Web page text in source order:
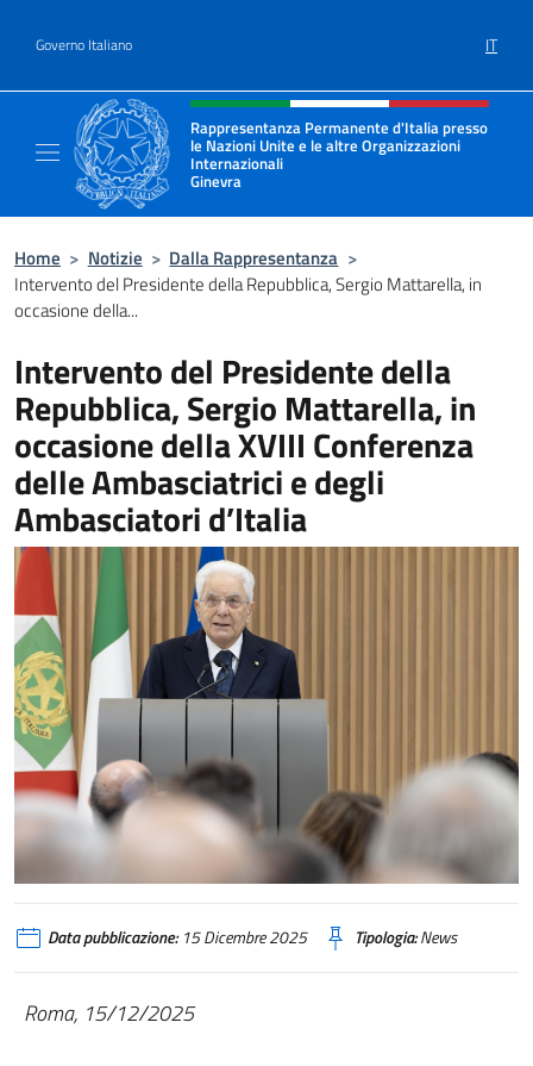
Governo Italiano IT
Intestazione sito, social e menù
Rappresentanza Permanente d'Italia presso
le Nazioni Unite e le altre Organizzazioni
Internazionali
Ginevra
Il sito ufficiale della Rappresentanza Onu
Home > Notizie > Dalla Rappresentanza >
Intervento del Presidente della Repubblica, Sergio Mattarella, in
occasione della...
Intervento del Presidente della
Repubblica, Sergio Mattarella, in
occasione della XVIII Conferenza
delle Ambasciatrici e degli
Ambasciatori d’Italia
Data pubblicazione:15 Dicembre 2025 Tipologia:News
Roma, 15/12/2025